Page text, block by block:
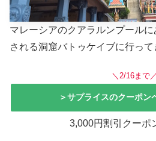
マレーシアのクアラルンプール
される洞窟バトゥケイブに行って
＼2/16まで／
＞サプライスのクーポン
3,000円割引クーポ